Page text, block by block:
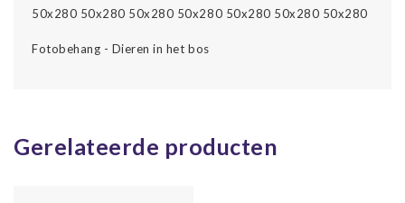
50x280 50x280 50x280 50x280 50x280 50x280 50x280
Fotobehang - Dieren in het bos
Gerelateerde producten